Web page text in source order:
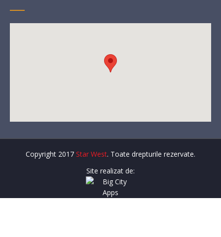
Copyright 2017 Star West. Toate drepturile rezervate.
Site realizat de: